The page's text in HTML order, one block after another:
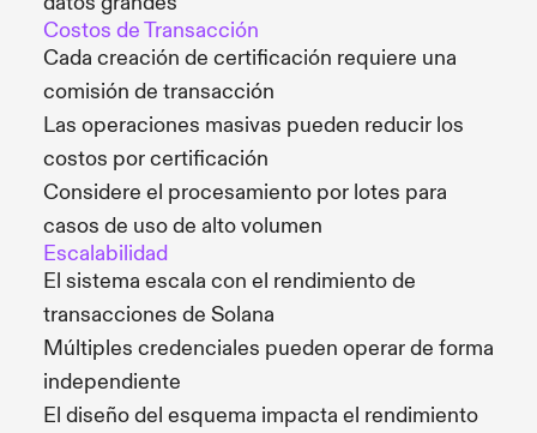
Costos de Transacción
Cada creación de certificación requiere una
comisión de transacción
Las operaciones masivas pueden reducir los
costos por certificación
Considere el procesamiento por lotes para
casos de uso de alto volumen
Escalabilidad
El sistema escala con el rendimiento de
transacciones de Solana
Múltiples credenciales pueden operar de forma
independiente
El diseño del esquema impacta el rendimiento